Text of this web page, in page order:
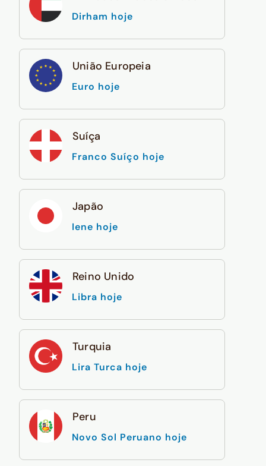
Dirham hoje
União Europeia
Euro hoje
Suíça
Franco Suíço hoje
Japão
Iene hoje
Reino Unido
Libra hoje
Turquia
Lira Turca hoje
Peru
Novo Sol Peruano hoje